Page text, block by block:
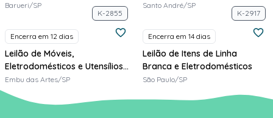
Barueri/SP
Santo André/SP
K-2855
Encerra em 12 dias
Leilão de Móveis,
Eletrodomésticos e Utensílios -
Galpão Kwara
Embu das Artes/SP
K-2917
Encerra em 14 dias
Leilão de Itens de Linha
Branca e Eletrodomésticos
São Paulo/SP